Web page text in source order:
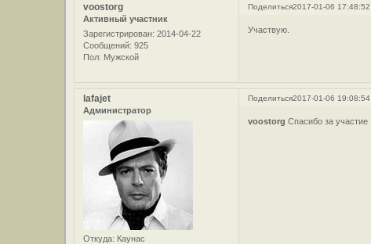
Поделиться2017-01-06 17:48:52
voostorg
Активный участник
Зарегистрирован: 2014-04-22
Сообщений: 925
Пол: Мужской
Участвую.
Поделиться2017-01-06 19:08:54
lafajet
Администратор
Откуда: Каунас
voostorg Спасибо за участие